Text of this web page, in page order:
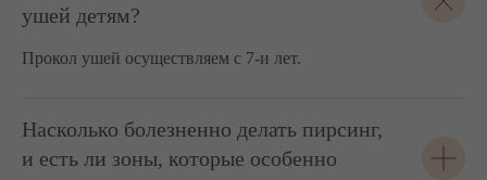
ушей детям?
Прокол ушей осуществляем с 7-и лет.
Насколько болезненно делать пирсинг,
и есть ли зоны, которые особенно